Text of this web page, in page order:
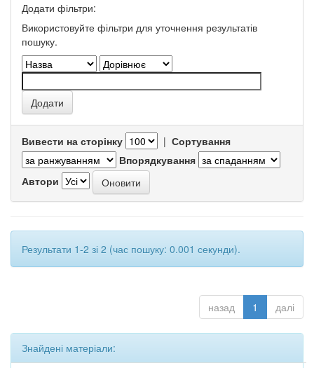
Додати фільтри:
Використовуйте фільтри для уточнення результатів
пошуку.
Вивести на сторінку | Сортування
Впорядкування
Автори
Результати 1-2 зі 2 (час пошуку: 0.001 секунди).
назад 1 далі
Знайдені матеріали: